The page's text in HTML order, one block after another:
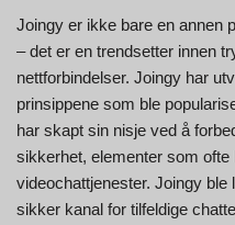
Joingy er ikke bare en annen
– det er en trendsetter innen
nettforbindelser. Joingy har
prinsippene som ble
har skapt sin nisje ved å
sikkerhet, elementer som ofte
videochattjenester. Joingy
sikker kanal for tilfeldige